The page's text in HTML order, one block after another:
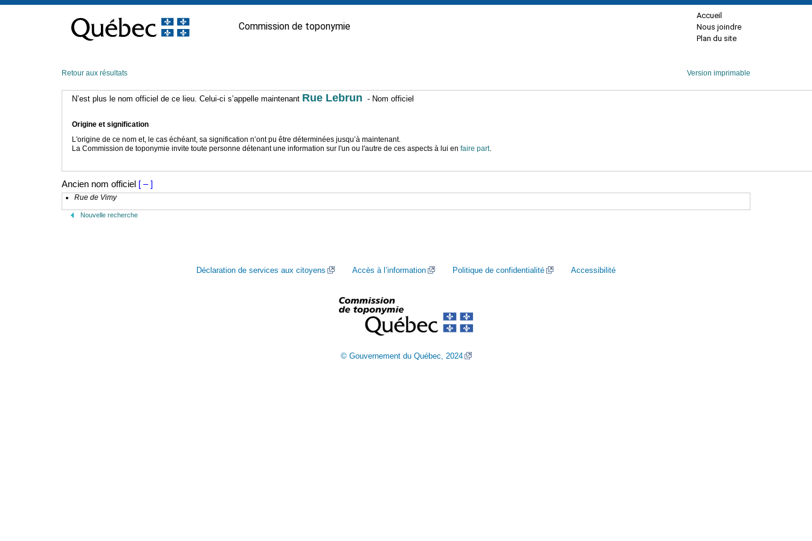
contenu
Commission de toponymie
Accueil
Nous joindre
Plan du site
Retour aux résultats Version imprimable
N’est plus le nom officiel de ce lieu. Celui-ci s’appelle maintenant Rue Lebrun - Nom officiel
Origine et signification
L'origine de ce nom et, le cas échéant, sa signification n’ont pu être déterminées jusqu’à maintenant.
La Commission de toponymie invite toute personne détenant une information sur l'un ou l'autre de ces aspects à lui en faire part.
Ancien nom officiel [ – ]
Rue de Vimy
Nouvelle recherche
Déclaration de services aux citoyens Accès à l’information Politique de confidentialité Accessibilité
© Gouvernement du Québec, 2024